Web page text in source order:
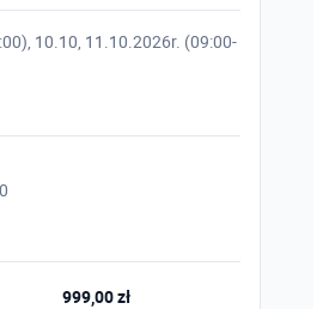
10.10, 11.10.2026r. (09:00-
999,00 zł